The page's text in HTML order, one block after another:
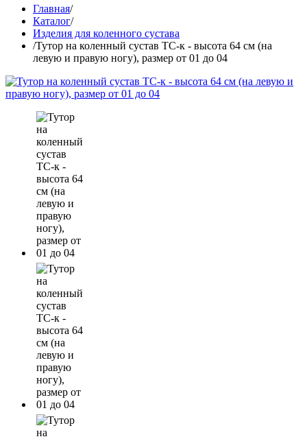
Главная/
Каталог/
Изделия для коленного сустава
/Тутор на коленный сустав ТС-к - высота 64 см (на
левую и правую ногу), размер от 01 до 04